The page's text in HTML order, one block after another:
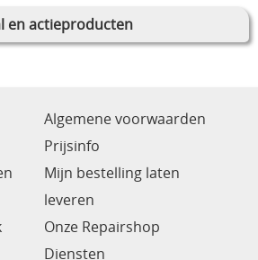
en actieproducten
Algemene voorwaarden
Prijsinfo
Mijn bestelling laten
leveren
Onze Repairshop
Diensten